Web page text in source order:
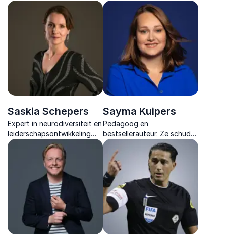
ongekende expertise in
leiderschap mentale kracht
en topprestaties in de
meest extreme
omstandigheden.
inzichten in focus,
veerkracht en duurzaam
presteren, toepasbaar voor
teams en individuen.
Saskia Schepers
Expert in neurodiversiteit en
leiderschapsontwikkeling
voor een inclusieve
Sayma Kuipers
Pedagoog en
bestsellerauteur. Ze schudt
organisaties wakker met
interactieve lezingen die
teamwork, leiderschap en
werkplezier veranderen.